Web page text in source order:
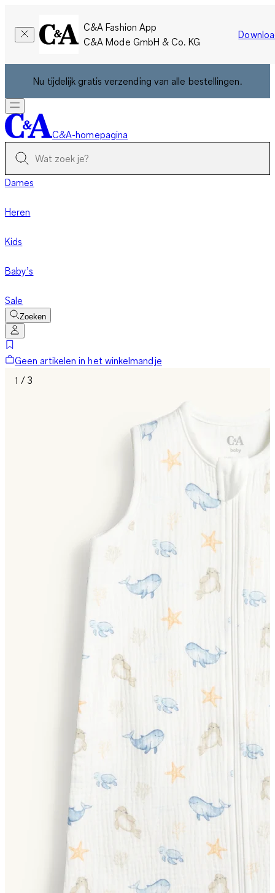
C&A Fashion App
C&A Mode GmbH & Co. KG
Nu tijdelijk gratis verzending van alle bestellingen.
C&A-homepagina
Dames
Heren
Kids
Baby’s
Sale
Zoeken
Geen artikelen in het winkelmandje
1 / 3